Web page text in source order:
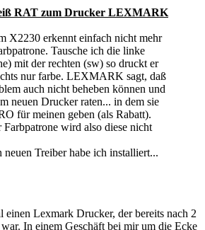
RAT zum Drucker LEXMARK
X2230 erkennt einfach nicht mehr
Tausche ich die linke
mit der rechten (sw) so druckt er
nur farbe. LEXMARK sagt, daß
auch nicht beheben können und
neuen Drucker raten... in dem sie
für meinen geben (als Rabatt).
Farbpatrone wird also diese nicht
neuen Treiber habe ich installiert...
einen Lexmark Drucker, der bereits nach 2
In einem Geschäft bei mir um die Ecke